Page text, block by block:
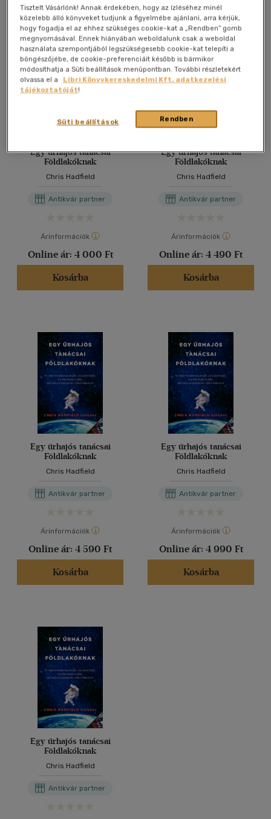
Antikvár könyv (5db)
Egy űrhajós tanácsai
Földlakóknak
Chris Hadfield
Antikvár partner
Árinformációk
Online ár: 4 000 Ft
Kosárba
Egy űrhajós tanácsai
Földlakóknak
Chris Hadfield
Antikvár partner
Árinformációk
Online ár: 4 490 Ft
Kosárba
Egy űrhajós tanácsai
Földlakóknak
Chris Hadfield
Antikvár partner
Árinformációk
Online ár: 4 590 Ft
Kosárba
Egy űrhajós tanácsai
Földlakóknak
Chris Hadfield
Antikvár partner
Árinformációk
Online ár: 4 990 Ft
Kosárba
Egy űrhajós tanácsai
Földlakóknak
Chris Hadfield
Antikvár partner
Tisztelt Vásárlónk! Annak érdekében, hogy az ízléséhez minél
közelebb álló könyveket tudjunk a figyelmébe ajánlani, arra kérjük,
hogy fogadja el az ehhez szükséges cookie-kat a „Rendben” gomb
megnyomásával. Ennek hiányában weboldalunk csak a weboldal
használata szempontjából legszükségesebb cookie-kat telepíti a
böngészőjébe, de cookie-preferenciáit később is bármikor
módosíthatja a Süti beállítások menüpontban. További részletekért
olvassa el a
Libri Könyvkereskedelmi Kft. adatkezelési
tájékoztatóját!
Rendben
Süti beállítások